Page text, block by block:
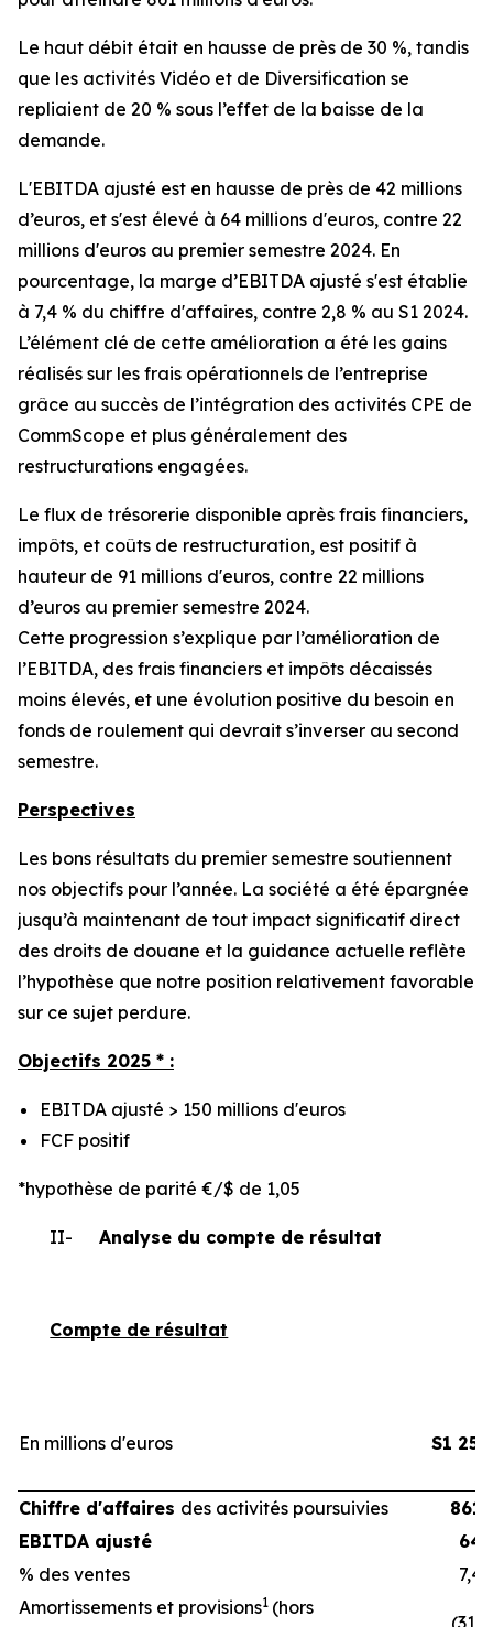
Le haut débit était en hausse de près de 30 %, tandis
que les activités Vidéo et de Diversification se
repliaient de 20 % sous l’effet de la baisse de la
demande.
L'EBITDA ajusté est en hausse de près de 42 millions
d’euros, et s'est élevé à 64 millions d'euros, contre 22
millions d'euros au premier semestre 2024. En
pourcentage, la marge d’EBITDA ajusté s'est établie
à 7,4 % du chiffre d'affaires, contre 2,8 % au S1 2024.
L’élément clé de cette amélioration a été les gains
réalisés sur les frais opérationnels de l’entreprise
grâce au succès de l’intégration des activités CPE de
CommScope et plus généralement des
restructurations engagées.
Le flux de trésorerie disponible après frais financiers,
impôts, et coûts de restructuration, est positif à
hauteur de 91 millions d'euros, contre 22 millions
d’euros au premier semestre 2024.
Cette progression s’explique par l’amélioration de
l’EBITDA, des frais financiers et impôts décaissés
moins élevés, et une évolution positive du besoin en
fonds de roulement qui devrait s’inverser au second
semestre.
Perspectives
Les bons résultats du premier semestre soutiennent
nos objectifs pour l’année. La société a été épargnée
jusqu’à maintenant de tout impact significatif direct
des droits de douane et la guidance actuelle reflète
l’hypothèse que notre position relativement favorable
sur ce sujet perdure.
Objectifs 2025 * :
EBITDA ajusté > 150 millions d'euros
FCF positif
*hypothèse de parité €/$ de 1,05
II-Analyse du compte de résultat
Compte de résultat
En millions d'euros S1 25
Chiffre d'affaires des activités poursuivies
861
EBITDA ajusté
64
% des ventes
7,4
Amortissements et provisions1 (hors
(31)